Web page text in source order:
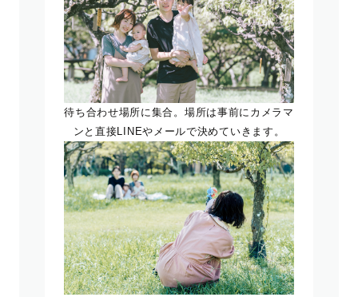
待ち合わせ場所に集合。場所は事前にカメラマ
ンと直接LINEやメールで決めていきます。